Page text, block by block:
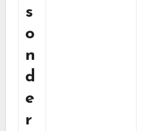
s
o
n
d
e
r